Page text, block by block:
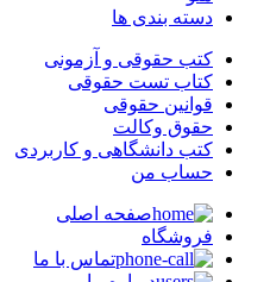
دسته بندی ها
کتب حقوقی و آزمونی
کتاب تست حقوقی
قوانین حقوقی
حقوق وکالت
کتب دانشگاهی و کاربردی
حساب من
صفحه اصلی
فروشگاه
تماس با ما